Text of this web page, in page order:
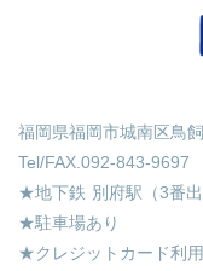
福岡県福岡市城南区鳥
Tel/FAX.092-843-9697
★地下鉄 別府駅（3番出
★駐車場あり
★クレジットカード利用